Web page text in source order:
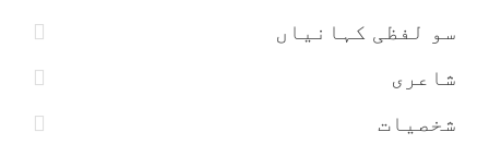
سو لفظی کہانیاں
شاعری
شخصیات